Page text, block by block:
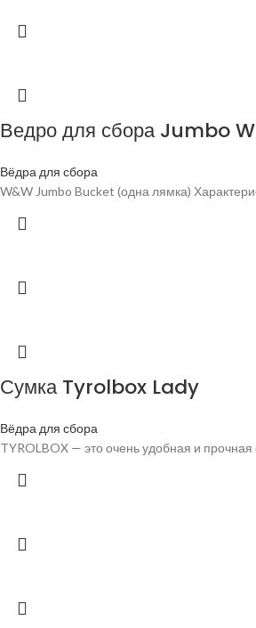
Ведро для сбора Jumbo
Вёдра для сбора
W&W Jumbo Bucket (одна лямка)
Сумка Tyrolbox Lady
Вёдра для сбора
TYROLBOX — это очень удобная и